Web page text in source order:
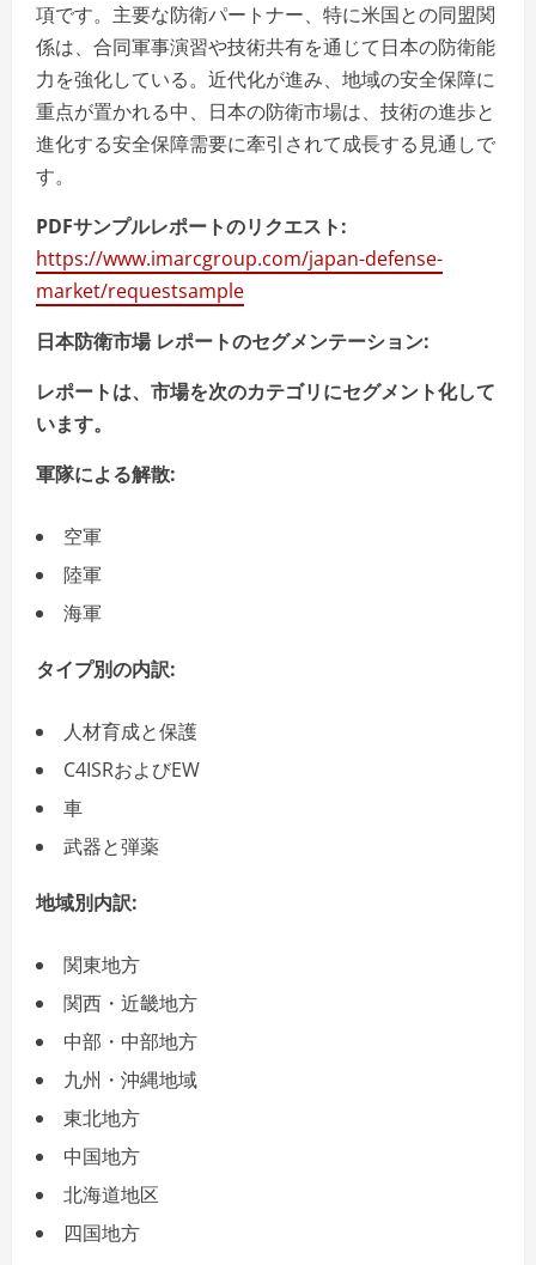
項です。主要な防衛パートナー、特に米国との同盟関
係は、合同軍事演習や技術共有を通じて日本の防衛能
力を強化している。近代化が進み、地域の安全保障に
重点が置かれる中、日本の防衛市場は、技術の進歩と
進化する安全保障需要に牽引されて成長する見通しで
す。
PDFサンプルレポートのリクエスト:
https://www.imarcgroup.com/japan-defense-
market/requestsample
日本防衛市場 レポートのセグメンテーション:
レポートは、市場を次のカテゴリにセグメント化して
います。
軍隊による解散:
空軍
陸軍
海軍
タイプ別の内訳:
人材育成と保護
C4ISRおよびEW
車
武器と弾薬
地域別内訳:
関東地方
関西・近畿地方
中部・中部地方
九州・沖縄地域
東北地方
中国地方
北海道地区
四国地方